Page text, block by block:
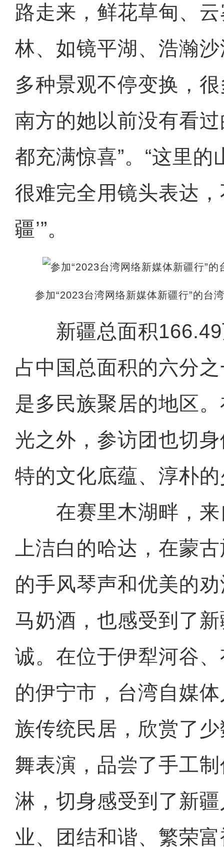
路走来，鲜花草甸、
林、如镜平湖、浩瀚
多种景观不停变换，
南方的她以前没有看
都充满惊喜”。“这里
很难完全用镜头表达，
疆’”。
参加“2023台湾网络新媒体新疆行”的台
新疆总面积166.49
占中国总面积的六分
是多民族聚居的地区
光之外，参访团也切
特的文化底蕴、淳朴
在赛里木湖畔，来
上洁白的哈达，在蒙
的手风琴声和优美的
马奶酒，也感受到了
诚。在位于伊犁河谷
的伊宁市，台湾自媒
族传统民居，欣赏了
舞表演，品尝了手工
淋，切身感受到了新
业、团结和谐、繁荣